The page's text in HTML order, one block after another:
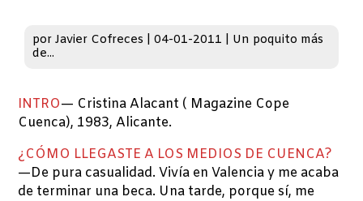
porJavier Cofreces |04-01-2011
Un poquito más
de...
INTRO— Cristina Alacant ( Magazine Cope
Cuenca), 1983, Alicante.
¿CÓMO LLEGASTE A LOS MEDIOS DE CUENCA?
—De pura casualidad. Vivía en Valencia y me acaba
de terminar una beca. Una tarde, porque sí, me